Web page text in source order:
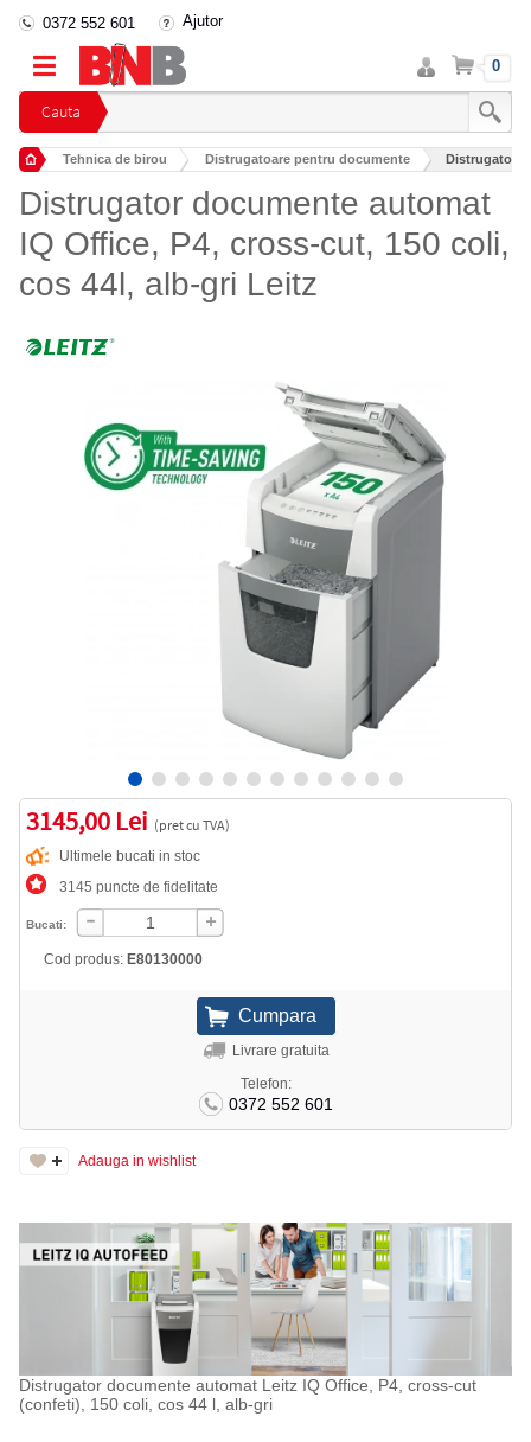
Cauta
0372 552 601 Ajutor
Intra
in
cont
Cos 0
Tehnica de birou Distrugatoare pentru documente Distrugator
Distrugator documente automat
IQ Office, P4, cross-cut, 150 coli,
cos 44l, alb-gri Leitz
3145,00 Lei (pret cu TVA)
Ultimele bucati in stoc
3145 puncte de fidelitate
Bucati:
Cod produs: E80130000
Livrare gratuita
Telefon:
0372 552 601
Adauga in wishlist
Distrugator documente automat Leitz IQ Office, P4, cross-cut
(confeti), 150 coli, cos 44 l, alb-gri